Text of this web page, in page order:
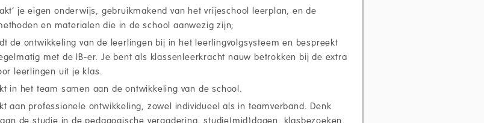
je eigen onderwijs, gebruikmakend van het vrijeschool leerplan, en de
en materialen die in de school aanwezig zijn;
de ontwikkeling van de leerlingen bij in het leerlingvolgsysteem en bespreekt
met de IB-er. Je bent als klassenleerkracht nauw betrokken bij de extra
leerlingen uit je klas.
in het team samen aan de ontwikkeling van de school.
aan professionele ontwikkeling, zowel individueel als in teamverband. Denk
de studie in de pedagogische vergadering, studie(mid)dagen, klasbezoeken,